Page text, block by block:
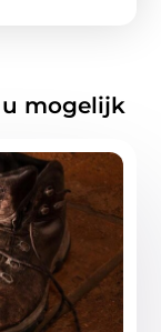
mogelijk